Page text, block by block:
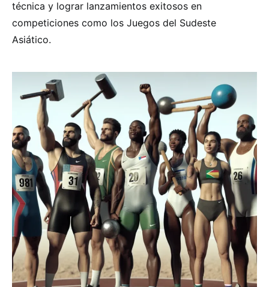
técnica y lograr lanzamientos exitosos en
competiciones como los Juegos del Sudeste
Asiático.